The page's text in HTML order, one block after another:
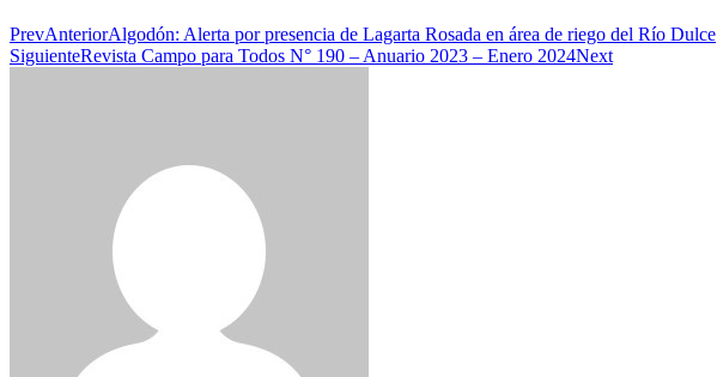
PrevAnteriorAlgodón: Alerta por presencia de Lagarta Rosada en área de riego del Río Dulce
SiguienteRevista Campo para Todos N° 190 – Anuario 2023 – Enero 2024Next